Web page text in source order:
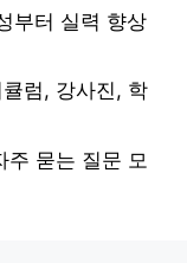
부터 실력 향상
럼, 강사진, 학
주 묻는 질문 모